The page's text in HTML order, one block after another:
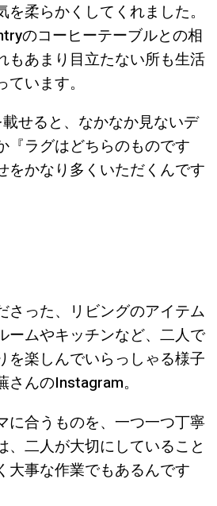
を柔らかくしてくれました。
のコーヒーテーブルとの相
もあまり目立たない所も生活
います。
せると、なかなか見ないデ
『ラグはどちらのものです
をかなり多くいただくんです
さった、リビングのアイテム
ームやキッチンなど、二人で
を楽しんでいらっしゃる様子
んのInstagram。
に合うものを、一つ一つ丁寧
、二人が大切にしていること
大事な作業でもあるんです